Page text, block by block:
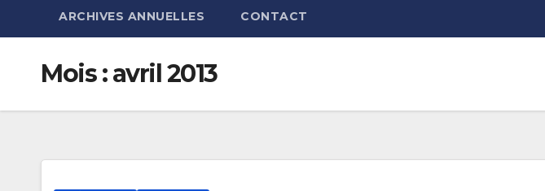
ARCHIVES ANNUELLES CONTACT
Mois :avril 2013